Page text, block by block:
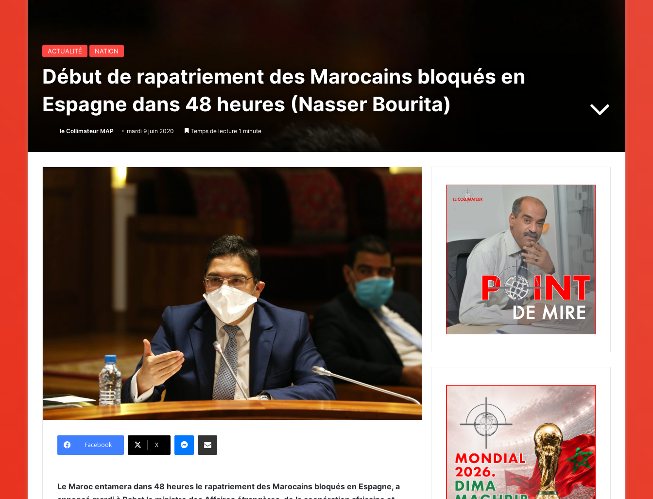
ACTUALITÉ NATION
Début de rapatriement des Marocains bloqués en
Espagne dans 48 heures (Nasser Bourita)
le Collimateur MAP mardi 9 juin 2020 Temps de lecture 1 minute
Facebook X
Le Maroc entamera dans 48 heures le rapatriement des Marocains bloqués en Espagne, a